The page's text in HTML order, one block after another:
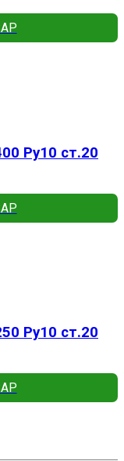
Ру10 ст.20
Ру10 ст.20